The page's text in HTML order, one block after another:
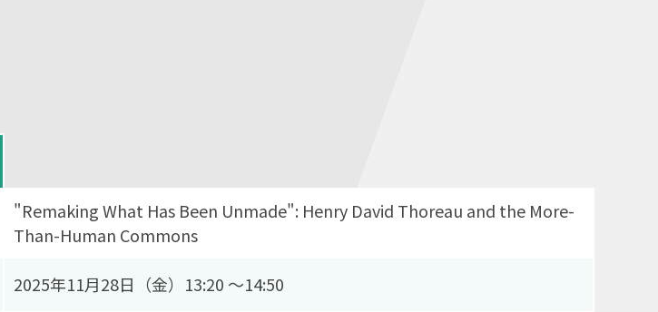
"Remaking What Has Been Unmade": Henry David Thoreau and the More-
Than-Human Commons
2025年11⽉28⽇（金）13:20 〜14:50